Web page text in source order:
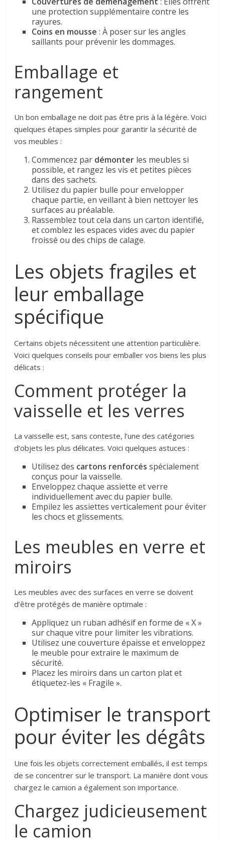
une protection supplémentaire contre les
rayures.
Coins en mousse : À poser sur les angles
saillants pour prévenir les dommages.
Emballage et
rangement
Un bon emballage ne doit pas être pris à la légère. Voici
quelques étapes simples pour garantir la sécurité de
vos meubles :
Commencez par démonter les meubles si
possible, et rangez les vis et petites pièces
dans des sachets.
Utilisez du papier bulle pour envelopper
chaque partie, en veillant à bien nettoyer les
surfaces au préalable.
Rassemblez tout cela dans un carton identifié,
et comblez les espaces vides avec du papier
froissé ou des chips de calage.
Les objets fragiles et
leur emballage
spécifique
Certains objets nécessitent une attention particulière.
Voici quelques conseils pour emballer vos biens les plus
délicats :
Comment protéger la
vaisselle et les verres
La vaisselle est, sans conteste, l’une des catégories
d’objets les plus délicates. Voici quelques astuces :
Utilisez des cartons renforcés spécialement
conçus pour la vaisselle.
Enveloppez chaque assiette et verre
individuellement avec du papier bulle.
Empilez les assiettes verticalement pour éviter
les chocs et glissements.
Les meubles en verre et
miroirs
Les meubles avec des surfaces en verre se doivent
d’être protégés de manière optimale :
Appliquez un ruban adhésif en forme de « X »
sur chaque vitre pour limiter les vibrations.
Utilisez une couverture épaisse et enveloppez
le meuble pour extraire le maximum de
sécurité.
Placez les miroirs dans un carton plat et
étiquetez-les « Fragile ».
Optimiser le transport
pour éviter les dégâts
Une fois les objets correctement emballés, il est temps
de se concentrer sur le transport. La manière dont vous
chargez le camion a également son importance.
Chargez judicieusement
le camion